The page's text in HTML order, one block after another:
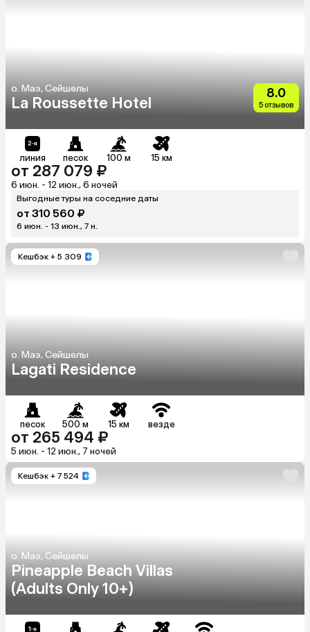
о. Маэ, Сейшелы
La Roussette Hotel
8.0
5 отзывов
линия песок 100 м 15 км
от 287 079 ₽
6 июн. - 12 июн., 6 ночей
Выгодные туры на соседние даты
от 310 560 ₽
6 июн. - 13 июн., 7 н.
Кешбэк + 5 309
о. Маэ, Сейшелы
Lagati Residence
песок 500 м 15 км везде
от 265 494 ₽
5 июн. - 12 июн., 7 ночей
Кешбэк + 7 524
о. Маэ, Сейшелы
Pineapple Beach Villas
(Adults Only 10+)